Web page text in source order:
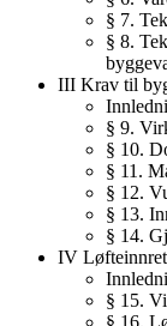
§ 7.
§ 8.
III Krav til
§ 9.
§ 10.
§ 11.
§ 12.
§ 13.
§ 14.
IV
§ 15.
§ 16.